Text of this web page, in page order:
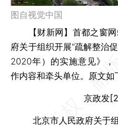
图自视觉中国
【财新网】 首都之窗
府关于组织开展“疏解整治
2020年）的实施意见》，
作内容和牵头单位。原文如
京政发
北京市人民政府关于组